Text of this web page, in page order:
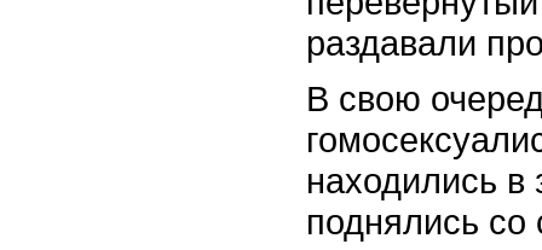
раздавали
В свою
находились в
поднялись со